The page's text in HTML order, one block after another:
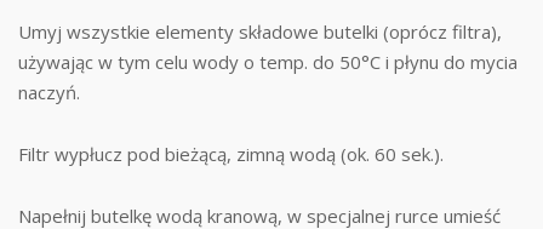
Umyj wszystkie elementy składowe butelki (oprócz filtra),
używając w tym celu wody o temp. do 50°C i płynu do mycia
naczyń.
Filtr wypłucz pod bieżącą, zimną wodą (ok. 60 sek.).
Napełnij butelkę wodą kranową, w specjalnej rurce umieść